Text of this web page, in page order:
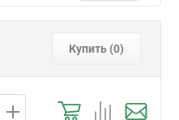
Купить (0)